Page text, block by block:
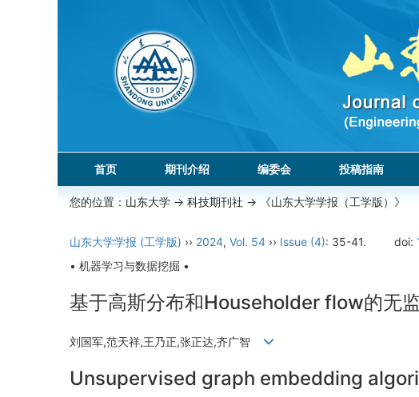
首页 期刊介绍 编委会 投稿指南
您的位置： 山东大学 -> 科技期刊社 -> 《山东大学学报（工学版）》
山东大学学报 (工学版) ›› 2024, Vol. 54 ›› Issue (4): 35-41. doi:
• 机器学习与数据挖掘 •
基于高斯分布和Householder flow的无
刘国军,范天祥,王乃正,张正达,齐广智
Unsupervised graph embedding